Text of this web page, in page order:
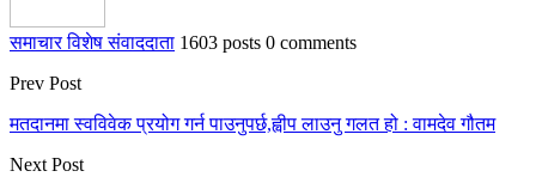
समाचार विशेष संवाददाता 1603 posts 0 comments
Prev Post
मतदानमा स्वविवेक प्रयोग गर्न पाउनुपर्छ,ह्वीप लाउनु गलत हो : वामदेव गौतम
Next Post